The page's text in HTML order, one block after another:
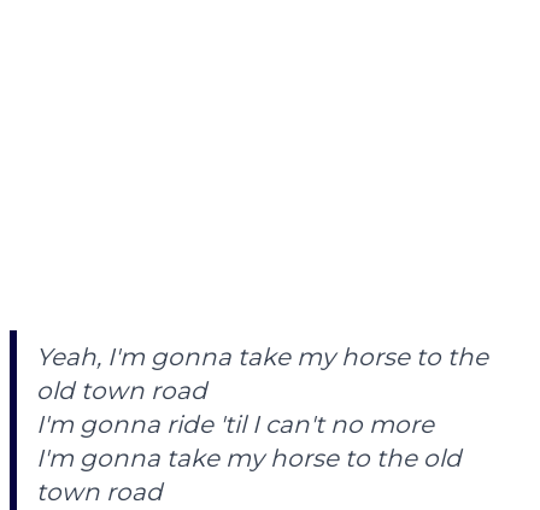
Yeah, I'm gonna take my horse to the
old town road
I'm gonna ride 'til I can't no more
I'm gonna take my horse to the old
town road